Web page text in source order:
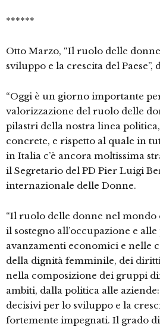
******
Otto Marzo, “Il ruolo delle
sviluppo e la crescita del
“Oggi è un giorno importante
valorizzazione del ruolo delle
pilastri della nostra linea
concrete, e rispetto al quale in
in Italia c’è ancora moltissima
il Segretario del PD Pier Luigi
internazionale delle Donne.
“Il ruolo delle donne nel mondo
il sostegno all’occupazione e
avanzamenti economici e nelle
della dignità femminile, dei
nella composizione dei gruppi
ambiti, dalla politica alle
decisivi per lo sviluppo e la
fortemente impegnati. Il grado